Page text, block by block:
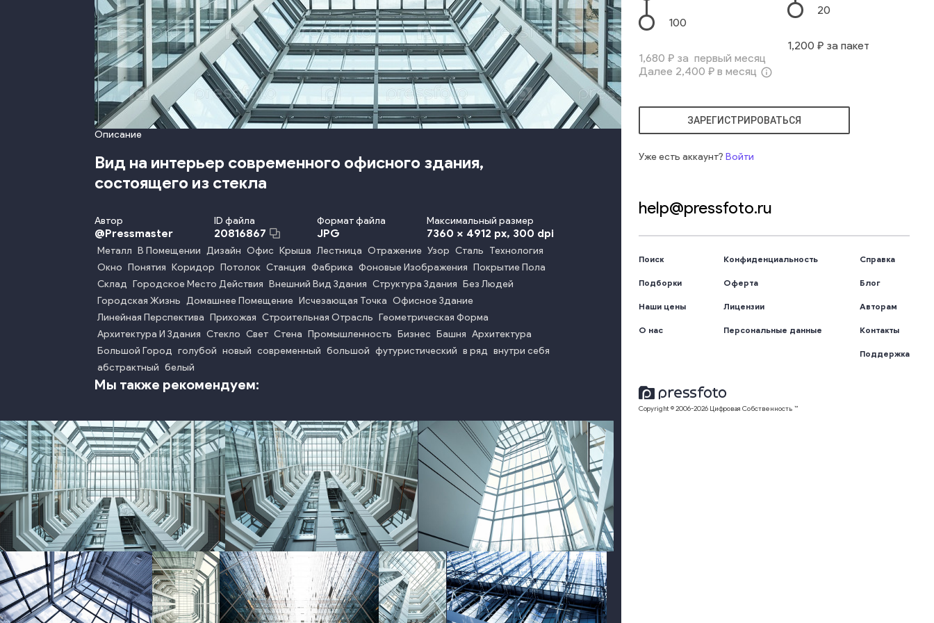
Описание
Вид на интерьер современного офисного здания,
состоящего из стекла
Автор
@Pressmaster
ID файла
20816867
Формат файла
JPG
Максимальный размер
7360 x 4912 px, 300 dpi
Металл В Помещении Дизайн Офис Крыша Лестница Отражение Узор Сталь Технология
Окно Понятия Коридор Потолок Станция Фабрика Фоновые Изображения Покрытие Пола
Склад Городское Место Действия Внешний Вид Здания Структура Здания Без Людей
Городская Жизнь Домашнее Помещение Исчезающая Точка Офисное Здание
Линейная Перспектива Прихожая Строительная Отрасль Геометрическая Форма
Архитектура И Здания Стекло Свет Стена Промышленность Бизнес Башня Архитектура
Большой Город голубой новый современный большой футуристический в ряд внутри себя
абстрактный белый
Мы также рекомендуем:
photo photo photo
100
1,680 ₽ за первый месяц
Далее 2,400 ₽ в месяц info_outline
20
1,200 ₽ за пакет
ЗАРЕГИСТРИРОВАТЬСЯ
Уже есть аккаунт? Войти
help@pressfoto.ru
Поиск
Подборки
Наши цены
О нас
Конфиденциальность
Оферта
Лицензии
Персональные данные
Справка
Блог
Авторам
Контакты
Поддержка
Copyright © 2006-2026 Цифровая Собственность ™